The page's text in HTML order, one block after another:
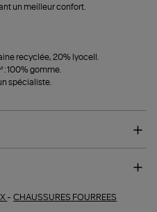
un meilleur confort.
recyclée, 20% lyocell.
100% gomme.
spécialiste.
-CHAUSSURES FOURREES